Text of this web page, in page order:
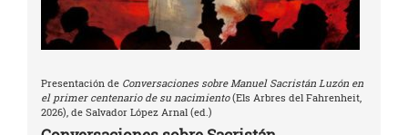
Presentación de Conversaciones sobre Manuel Sacristán Luzón en
el primer centenario de su nacimiento(Els Arbres del Fahrenheit,
2026), de Salvador López Arnal (ed.)